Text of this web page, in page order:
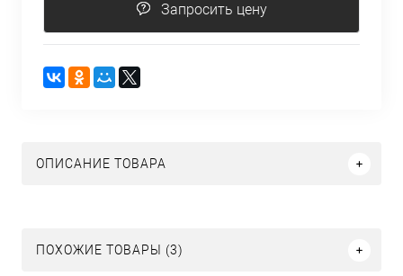
Запросить цену
ОПИСАНИЕ ТОВАРА
ПОХОЖИЕ ТОВАРЫ (3)